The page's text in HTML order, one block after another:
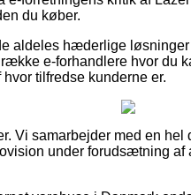
du køber.
aldeles hæderlige
e-forhandlere hvor du
tilfredse kunderne er.
Vi samarbejder med en
under forudsætning af